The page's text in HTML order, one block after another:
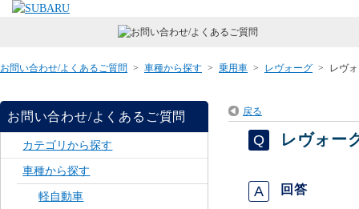
お問い合わせ/よくあるご質問 > 車種から探す > 乗用車 > レヴォーグ > レヴ
お問い合わせ/よくあるご質問
カテゴリから探す
車種から探す
軽自動車
戻る
レヴォー
回答